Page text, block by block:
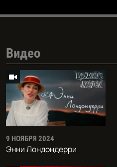
Видео
9 НОЯБРЯ 2024
Энни Лондондерри